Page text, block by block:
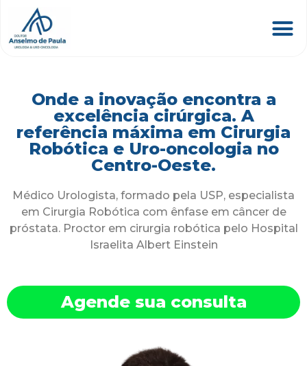
Onde a inovação encontra a
excelência cirúrgica. A
referência máxima em Cirurgia
Robótica e Uro-oncologia no
Centro-Oeste.
Médico Urologista, formado pela USP, especialista
em Cirurgia Robótica com ênfase em câncer de
próstata. Proctor em cirurgia robótica pelo Hospital
Israelita Albert Einstein
Agende sua consulta